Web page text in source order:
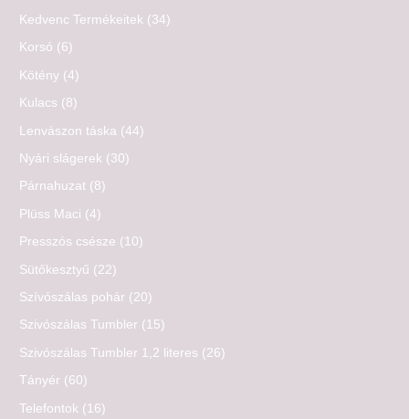
Kedvenc Termékeitek (34)
Korsó (6)
Kötény (4)
Kulacs (8)
Lenvászon táska (44)
Nyári slágerek (30)
Párnahuzat (8)
Plüss Maci (4)
Presszós csésze (10)
Sütőkesztyű (22)
Szívószálas pohár (20)
Szivószálas Tumbler (15)
Szivószálas Tumbler 1,2 literes (26)
Tányér (60)
Telefontok (16)